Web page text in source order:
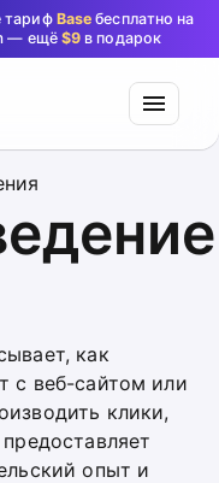
тариф Base бесплатно на
— ещё $9 в подарок
как
с веб-сайтом или
клики,
опыт и